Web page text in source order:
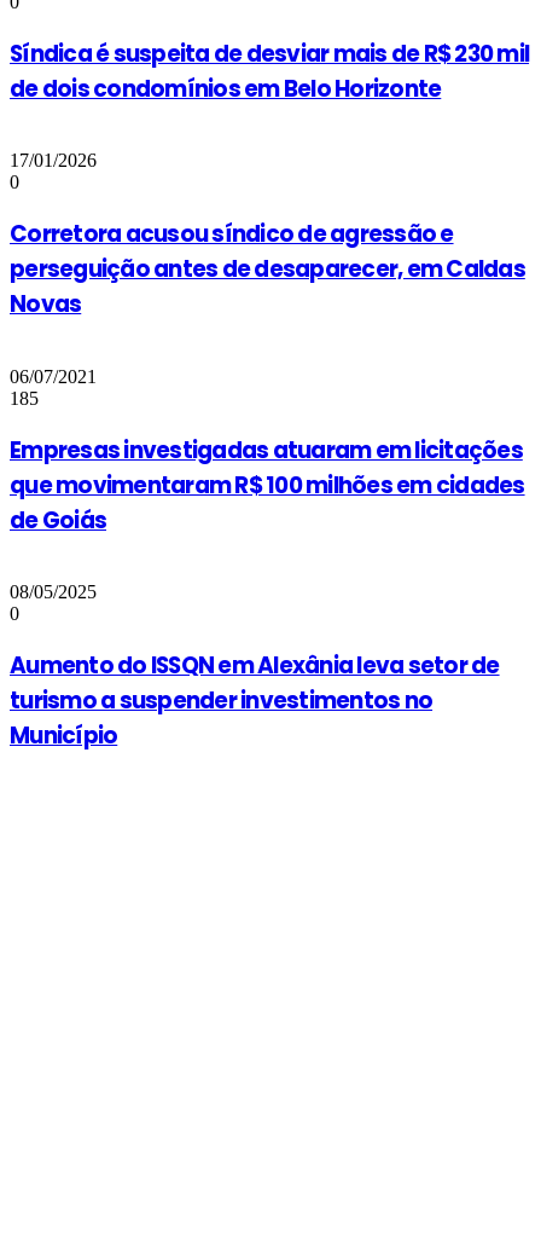
Síndica é suspeita de desviar mais de R$ 230 mil
de dois condomínios em Belo Horizonte
17/01/2026
0
Corretora acusou síndico de agressão e
perseguição antes de desaparecer, em Caldas
Novas
06/07/2021
185
Empresas investigadas atuaram em licitações
que movimentaram R$ 100 milhões em cidades
de Goiás
08/05/2025
0
Aumento do ISSQN em Alexânia leva setor de
turismo a suspender investimentos no
Município